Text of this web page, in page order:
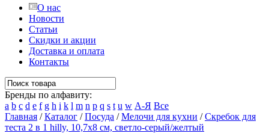
О нас
Новости
Статьи
Скидки и акции
Доставка и оплата
Контакты
Бренды по алфавиту:
a b c d e f g h i k l m n p q s t u w А-Я Все
Главная /Каталог /Посуда /Мелочи для кухни /Скребок для
теста 2 в 1 hilly, 10,7х8 см, светло-серый/желтый